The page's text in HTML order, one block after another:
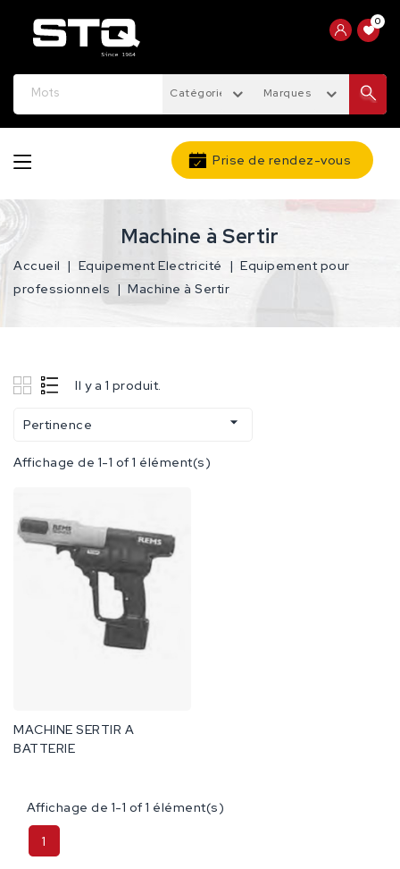
0
Catégories Marques
Prise de rendez-vous
Machine à Sertir
Accueil Equipement Electricité
Equipement pour
professionnels
Machine à Sertir
Il y a 1 produit.
Pertinence 
Affichage de 1-1 of 1 élément(s)
MACHINE SERTIR A
BATTERIE
Affichage de 1-1 of 1 élément(s)
1